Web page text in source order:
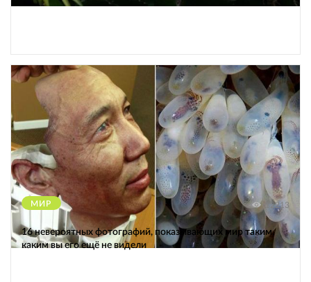
МИР 12213
16 невероятных фотографий, показывающих мир таким,
каким вы его ещё не видели